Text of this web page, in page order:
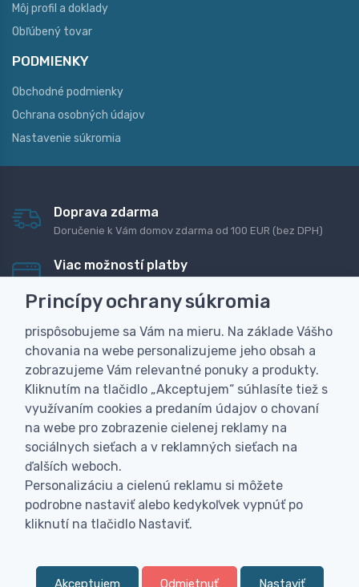
Môj profil a doklady
Obľúbený tovar
PODMIENKY
Obchodné podmienky
Ochrana osobných údajov
Nastavenie súkromia
Doprava zdarma
Doručenie k Vám domov zdarma od 100 EUR (bez DPH)
Viac možností platby
dobierku
Personalizácia
Vyrobíme Vám vlastný originálny darček
Skúsenosť
Široký sortiment, z ktorého Vám pomôžeme vybrať
Princípy ochrany súkromia
prispôsobujeme sa Vám na mieru. Na základe Vášho
chovania na webe personalizujeme jeho obsah a
zobrazujeme Vám relevantné ponuky a produkty.
Kliknutím na tlačidlo „Akceptujem“ súhlasíte tiež s
využívaním cookies a predaním údajov o chovaní
na webe pro zobrazenie cielenej reklamy na
sociálnych sieťach a v reklamných sieťach na
ďalších weboch.
Personalizáciu a cielenú reklamu si môžete
podrobne nastaviť alebo kedykoľvek vypnúť po
kliknutí na tlačidlo Nastaviť.
Akceptujem Odmietnuť Nastaviť